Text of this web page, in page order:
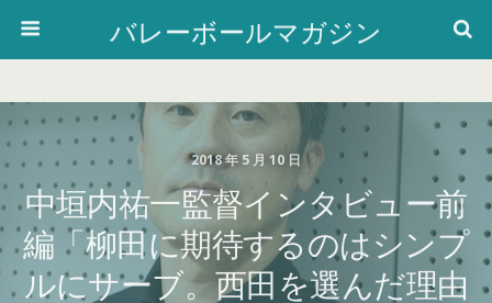
バレーボールマガジン
2018 年 5 月 10 日
中垣内祐一監督インタビュー前
編「柳田に期待するのはシンプ
ルにサーブ。西田を選んだ理由